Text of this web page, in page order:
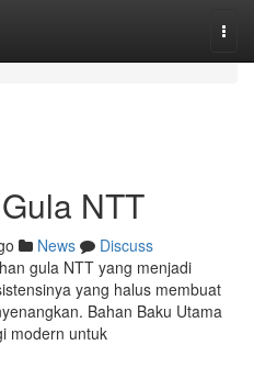
NTT
News
Discuss
gula NTT yang menjadi
yang halus membuat
Bahan Baku Utama
modern untuk